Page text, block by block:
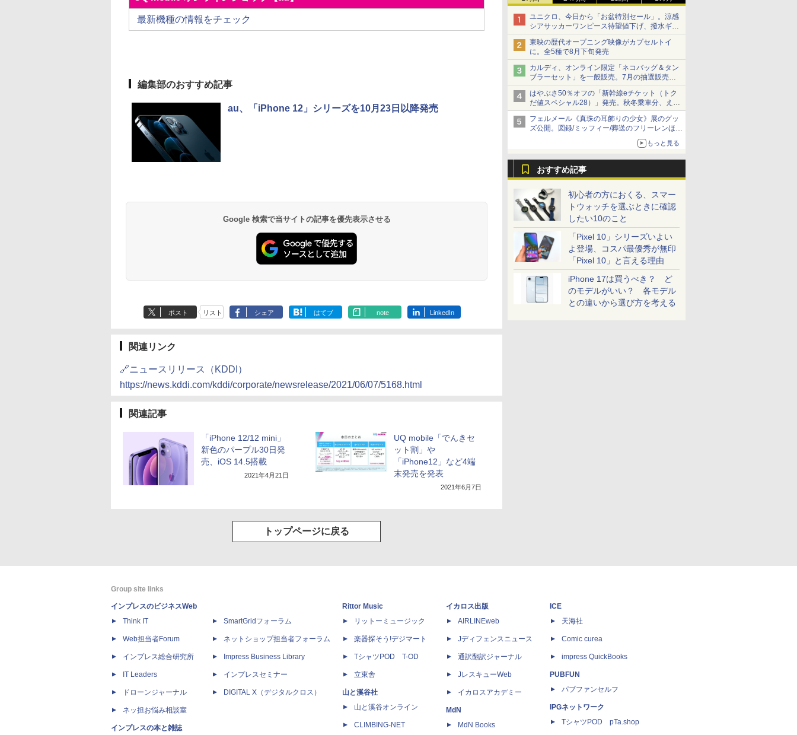
ユニクロ、今日から「お盆特別セール」。涼感
シアサッカーワンピース待望値下げ、撥水ギア
ショーツは1990円に
東映の歴代オープニング映像がカプセルトイ
に。全5種で8月下旬発売
カルディ、オンライン限定「ネコバッグ＆タン
ブラーセット」を一般販売。7月の抽選販売の
当選無効分
はやぶさ50％オフの「新幹線eチケット（トク
だ値スペシャル28）」発売。秋冬乗車分、えき
ねっと限定
フェルメール《真珠の耳飾りの少女》展のグッ
ズ公開。図録/ミッフィー/葬送のフリーレンほ
もっと見る
おすすめ記事
初心者の方におくる、スマー
トウォッチを選ぶときに確認
したい10のこと
「Pixel 10」シリーズいよい
よ登場、コスパ最優秀が無印
「Pixel 10」と言える理由
iPhone 17は買うべき？ ど
のモデルがいい？ 各モデル
との違いから選び方を考える
最新機種の情報をチェック
編集部のおすすめ記事
au、「iPhone 12」シリーズを10月23日以降発売
Google 検索で当サイトの記事を優先表示させる
ポスト リスト シェア はてブ note LinkedIn
関連リンク
🔗ニュースリリース（KDDI）
https://news.kddi.com/kddi/corporate/newsrelease/2021/06/07/5168.html
関連記事
「iPhone 12/12 mini」
新色のパープル30日発
売、iOS 14.5搭載
2021年4月21日
UQ mobile「でんきセ
ット割」や
「iPhone12」など4端
末発売を発表
2021年6月7日
トップページに戻る
Group site links
インプレスのビジネスWeb
Think IT
Web担当者Forum
インプレス総合研究所
IT Leaders
ドローンジャーナル
ネッ担お悩み相談室
インプレスの本と雑誌
SmartGridフォーラム
ネットショップ担当者フォーラム
Impress Business Library
インプレスセミナー
DIGITAL X（デジタルクロス）
Rittor Music
リットーミュージック
楽器探そう!デジマート
TシャツPOD T-OD
立東舎
山と溪谷社
山と溪谷オンライン
CLIMBING-NET
イカロス出版
AIRLINEweb
Jディフェンスニュース
通訳翻訳ジャーナル
JレスキューWeb
イカロスアカデミー
MdN
MdN Books
ICE
天海社
Comic curea
impress QuickBooks
PUBFUN
パブファンセルフ
IPGネットワーク
TシャツPOD pTa.shop